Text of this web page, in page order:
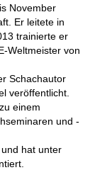
November
Er leitete in
trainierte er
Weltmeister von
Schachautor
veröffentlicht.
einem
und -
hat unter